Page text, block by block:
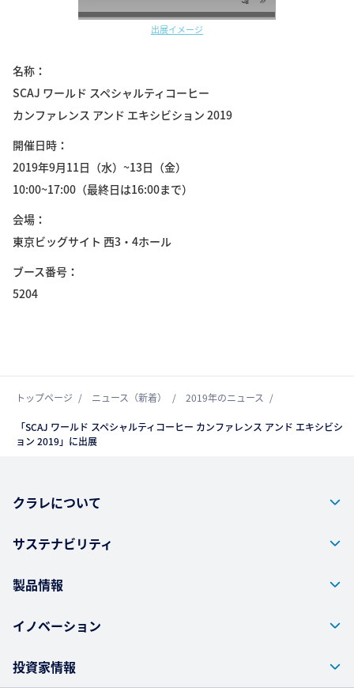
出展イメージ
名称
SCAJ ワールド スペシャルティコーヒー
カンファレンス アンド エキシビション 2019
開催日時
2019年9月11日（水）~13日（金）
10:00~17:00（最終日は16:00まで）
会場
東京ビッグサイト 西3・4ホール
ブース番号
5204
トップページ ニュース（新着） 2019年のニュース
「SCAJ ワールド スペシャルティコーヒー カンファレンス アンド エキシビシ
ョン 2019」に出展
クラレについて
サステナビリティ
製品情報
イノベーション
投資家情報